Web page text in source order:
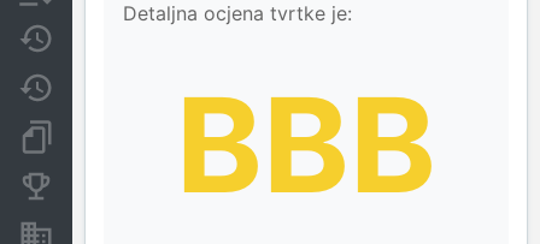
Dokumenti i objave
Detaljna ocjena tvrtke je:
BBB